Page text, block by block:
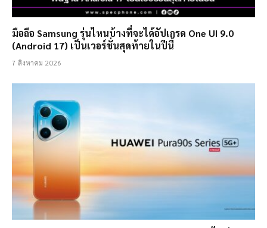
มือถือ Samsung รุ่นไหนบ้างที่จะได้อัปเกรด One UI 9.0
(Android 17) เป็นเวอร์ชั่นสุดท้ายในปีนี้
7 สิงหาคม 2026